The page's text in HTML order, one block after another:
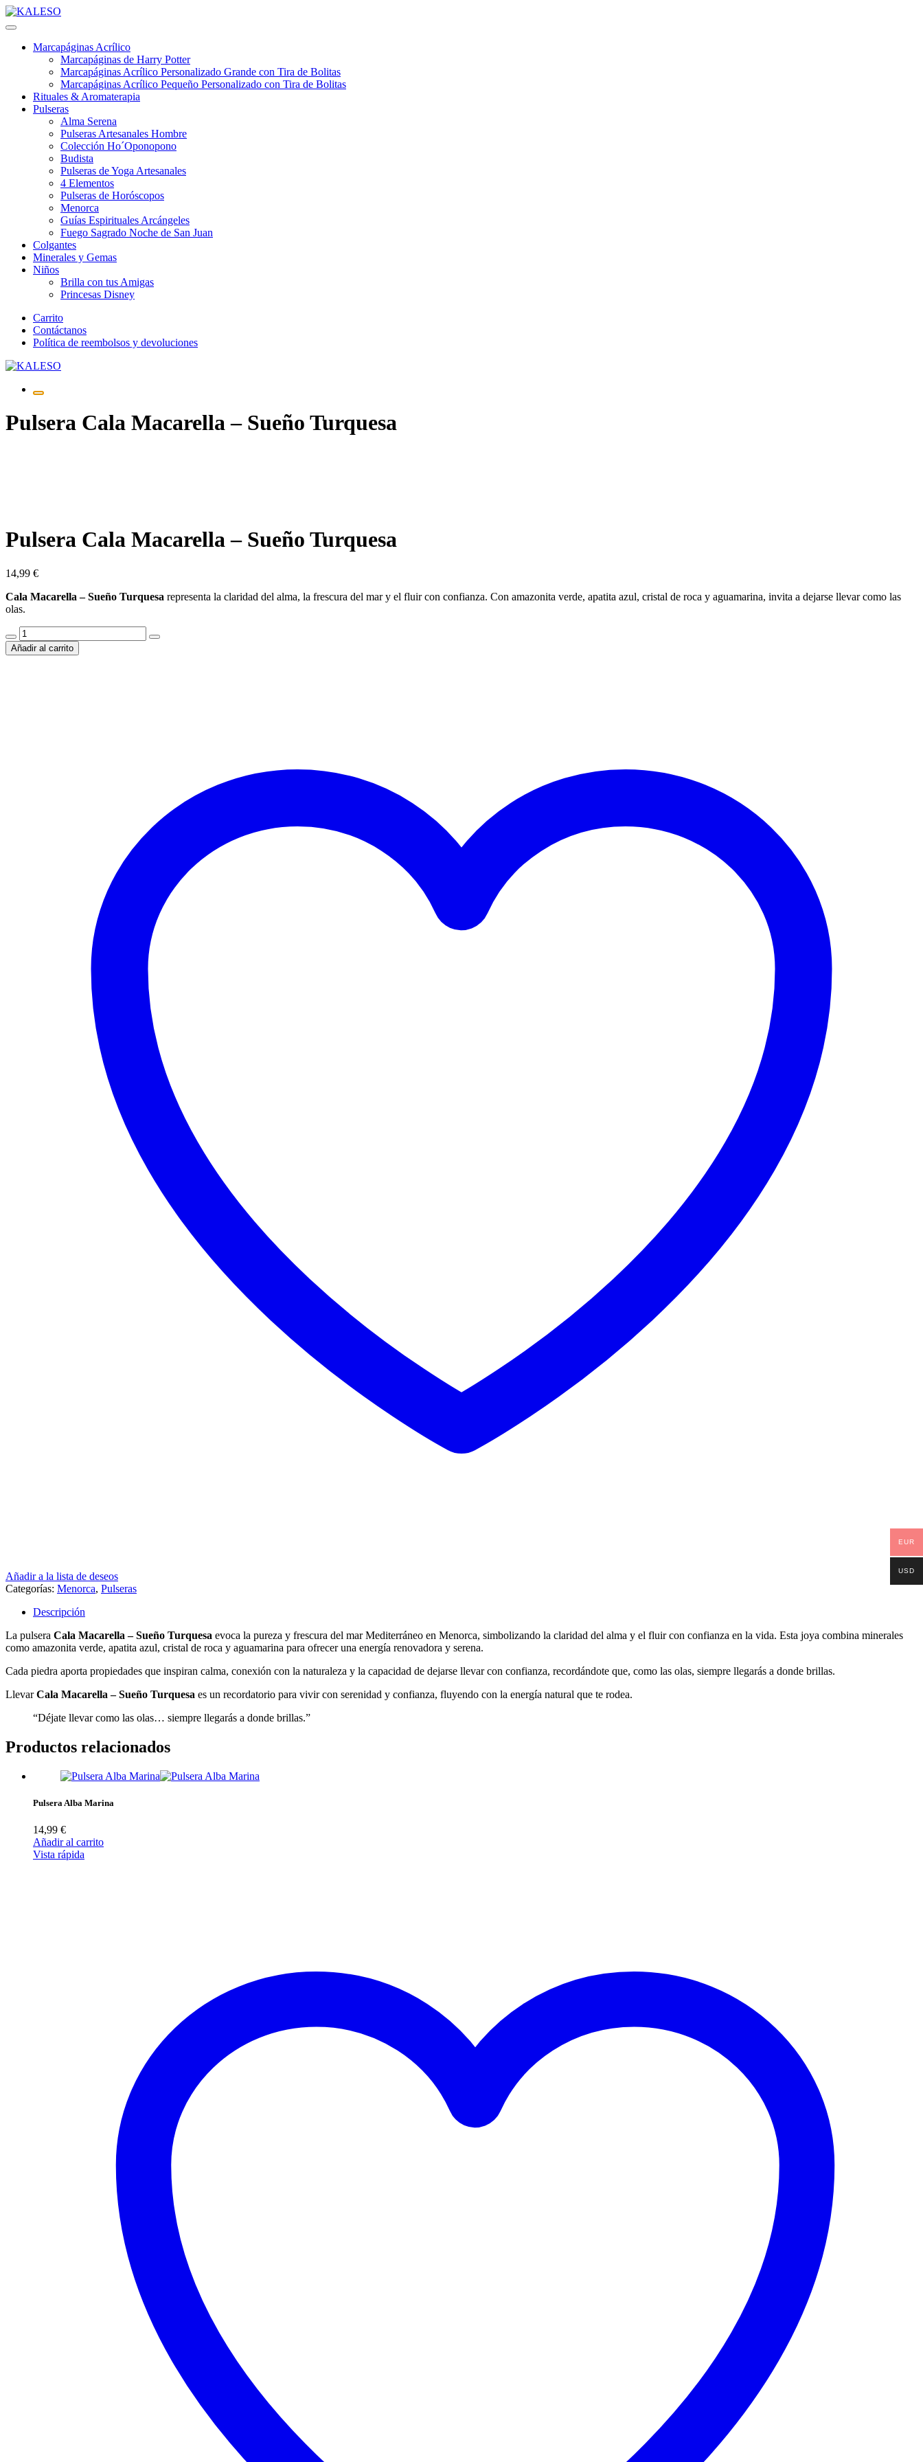
Marcapáginas Acrílico
Marcapáginas de Harry Potter
Marcapáginas Acrílico Personalizado Grande con Tira de Bolitas
Marcapáginas Acrílico Pequeño Personalizado con Tira de Bolitas
Rituales & Aromaterapia
Pulseras
Alma Serena
Pulseras Artesanales Hombre
Colección Ho´Oponopono
Budista
Pulseras de Yoga Artesanales
4 Elementos
Pulseras de Horóscopos
Menorca
Guías Espirituales Arcángeles
Fuego Sagrado Noche de San Juan
Colgantes
Minerales y Gemas
Niños
Brilla con tus Amigas
Princesas Disney
Saltar
contenido
Carrito
Contáctanos
Política de reembolsos y devoluciones
Pulsera Cala Macarella – Sueño Turquesa
Pulsera Cala Macarella – Sueño Turquesa
14,99 €
Cala Macarella – Sueño Turquesa representa la claridad del alma, la frescura del mar y el fluir con confianza. Con amazonita verde, apatita azul, cristal de roca y aguamarina, invita a dejarse llevar como las
olas.
Pulsera
Cala
Macarella
Añadir al carrito
Añadir a la lista de deseos
Categorías: Menorca, Pulseras
Descripción
La pulsera Cala Macarella – Sueño Turquesa evoca la pureza y frescura del mar Mediterráneo en Menorca, simbolizando la claridad del alma y el fluir con confianza en la vida. Esta joya combina minerales
como amazonita verde, apatita azul, cristal de roca y aguamarina para ofrecer una energía renovadora y serena.
Cada piedra aporta propiedades que inspiran calma, conexión con la naturaleza y la capacidad de dejarse llevar con confianza, recordándote que, como las olas, siempre llegarás a donde brillas.
LlevarCala Macarella – Sueño Turquesa es un recordatorio para vivir con serenidad y confianza, fluyendo con la energía natural que te rodea.
“Déjate llevar como las olas… siempre llegarás a donde brillas.”
Productos relacionados
Pulsera Alba Marina
14,99 €
Añadir al carrito
Vista rápida
EUR
USD